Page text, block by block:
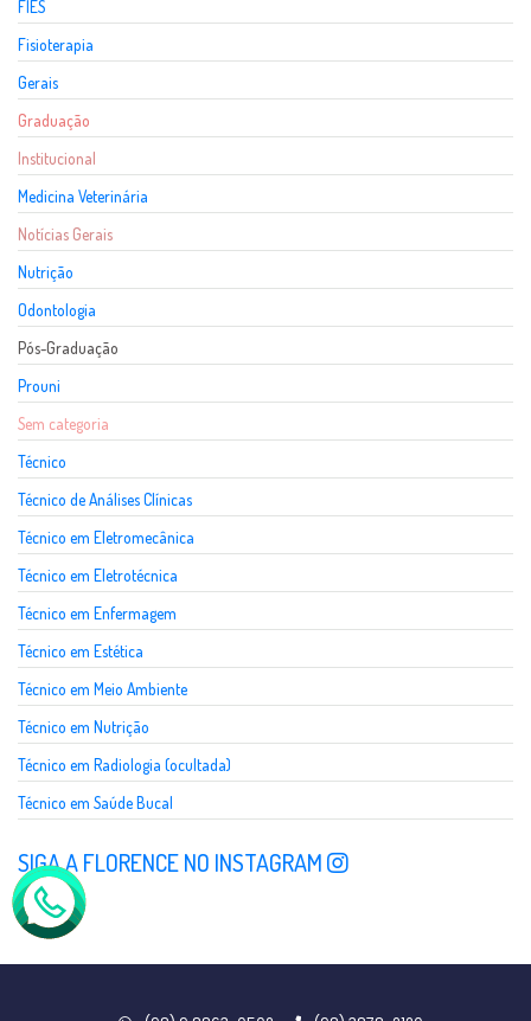
FIES
Fisioterapia
Gerais
Graduação
Institucional
Medicina Veterinária
Notícias Gerais
Nutrição
Odontologia
Pós-Graduação
Prouni
Sem categoria
Técnico
Técnico de Análises Clínicas
Técnico em Eletromecânica
Técnico em Eletrotécnica
Técnico em Enfermagem
Técnico em Estética
Técnico em Meio Ambiente
Técnico em Nutrição
Técnico em Radiologia (ocultada)
Técnico em Saúde Bucal
SIGA A FLORENCE NO INSTAGRAM